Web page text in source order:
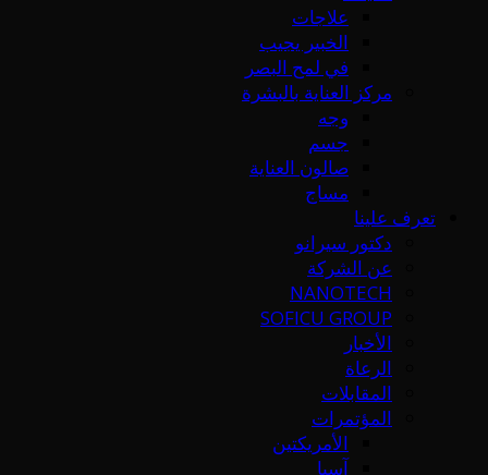
علاجات
الخبير يجيب
في لمح البصر
مركز العناية بالبشرة
وجه
جسم
صالون العناية
مساج
تعرف علينا
دكتور سيرانو
عن الشركة
NANOTECH
SOFICU GROUP
الأخبار
الرعاة
المقابلات
المؤتمرات
الأمريكتين
آسيا